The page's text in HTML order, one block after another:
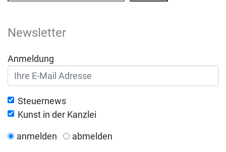
Newsletter
Anmeldung
Steuernews
Kunst in der Kanzlei
anmelden abmelden